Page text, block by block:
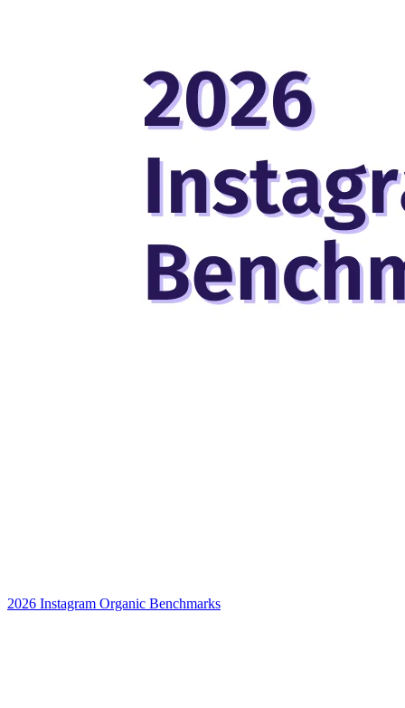
2026 Instagram Organic Benchmarks